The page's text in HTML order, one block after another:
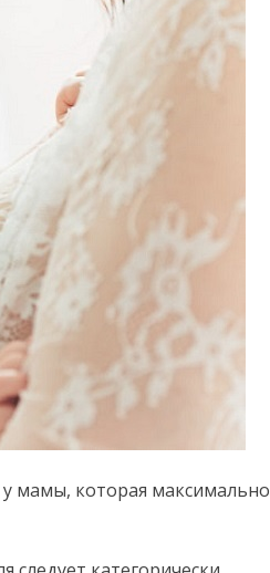
мамы, которая максимально